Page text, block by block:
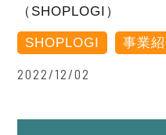
（SHOPLOGI）
SHOPLOGI 事業
2022/12/02